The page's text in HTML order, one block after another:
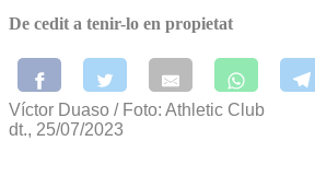
De cedit a tenir-lo en propietat
Víctor Duaso / Foto: Athletic Club
dt., 25/07/2023